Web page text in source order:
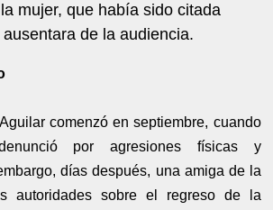
mujer, que había sido citada
de la audiencia.
comenzó en septiembre, cuando
por agresiones físicas y
días después, una amiga de la
autoridades sobre el regreso de la